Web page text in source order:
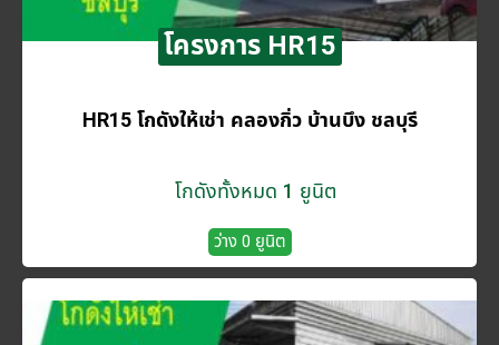
โครงการ HR15
HR15 โกดังให้เช่า คลองกิ่ว บ้านบึง ชลบุรี
โกดังทั้งหมด 1 ยูนิต
ว่าง 0 ยูนิต